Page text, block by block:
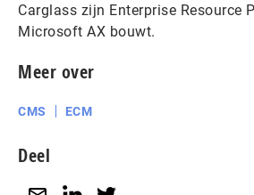
Carglass zijn Enterprise Resource
Microsoft AX bouwt.
Meer over
CMS ECM
Deel